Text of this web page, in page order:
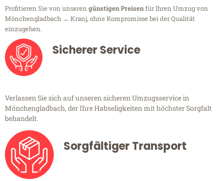
Profitieren Sie von unseren günstigen Preisenfür Ihren Umzug von
Mönchengladbach → Kranj, ohne Kompromisse bei der Qualität
einzugehen.
Sicherer Service
Verlassen Sie sich auf unseren sicheren Umzugsservice in
Mönchengladbach, der Ihre Habseligkeiten mit höchster Sorgfalt
behandelt.
Sorgfältiger Transport